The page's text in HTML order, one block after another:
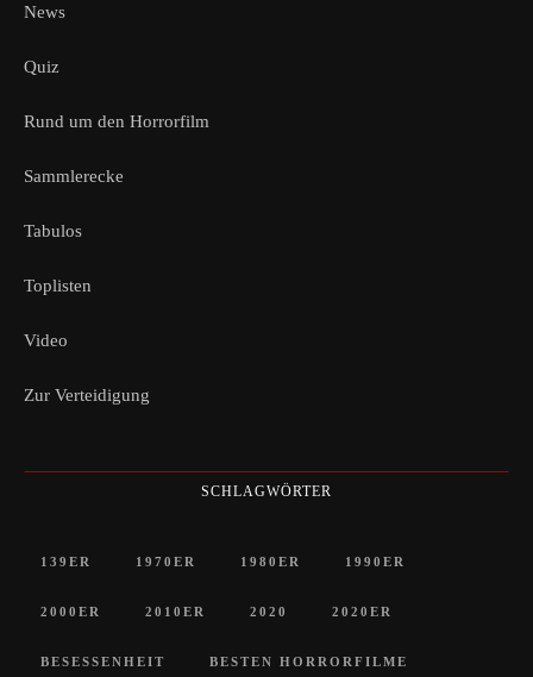
News
Quiz
Rund um den Horrorfilm
Sammlerecke
Tabulos
Toplisten
Video
Zur Verteidigung
SCHLAGWÖRTER
139ER 1970ER 1980ER 1990ER
2000ER 2010ER 2020 2020ER
BESESSENHEIT BESTEN HORRORFILME